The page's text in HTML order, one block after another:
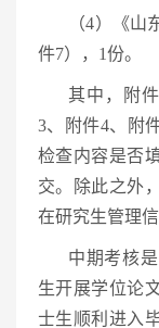
（4）《
件7），1份。
其中，附
3、附件4、附
检查内容是否
交。除此之外
在研究生管理
中期考核
生开展学位论
士生顺利进入